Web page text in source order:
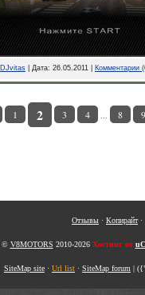
DJvitas | Дата: 26.05.2011 Комментарии
1 2 3 4 ... 8 9
Отзывы · Копирайт·
© V8MOTORS 2010-2026 Хостинг от
SiteMap site · Url list · SiteMap forum |